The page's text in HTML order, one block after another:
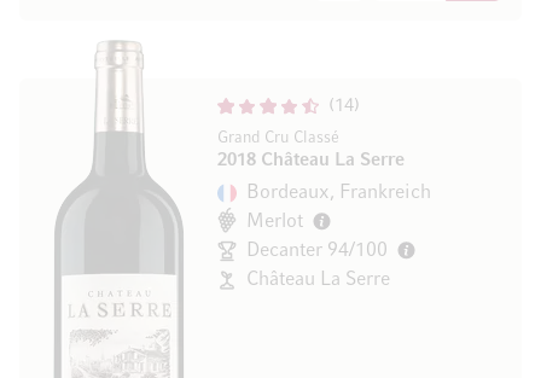
14
Grand Cru Classé
2018 Château La Serre
Bordeaux, Frankreich
Merlot
Decanter 94/100
Château La Serre